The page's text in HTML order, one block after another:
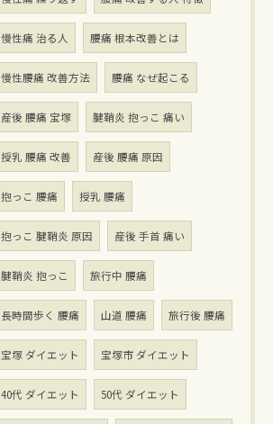
慢性痛 治る人 腰痛 根本改善とは
慢性腰痛 改善方法 腰痛 なぜ起こる
産後 腰痛 宝塚 腱鞘炎 抱っこ 痛い
授乳 腰痛 改善 産後 腰痛 原因
抱っこ 腰痛 授乳 腰痛
抱っこ 腱鞘炎 原因 産後 手首 痛い
腱鞘炎 抱っこ 旅行中 腰痛
長時間歩く 腰痛 山道 腰痛 旅行後 腰痛
宝塚 ダイエット 宝塚市 ダイエット
40代 ダイエット 50代 ダイエット